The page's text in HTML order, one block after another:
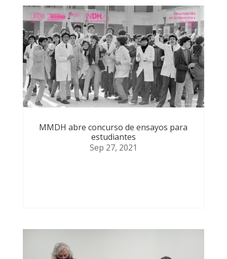
MMDH abre concurso de ensayos para
estudiantes
Sep 27, 2021